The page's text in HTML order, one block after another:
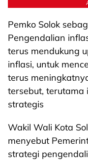
Pemko Solok
Pengendalian
terus mendukung
inflasi, untuk
terus
tersebut, terutama
strategis
Wakil Wali Kota
menyebut
strategi